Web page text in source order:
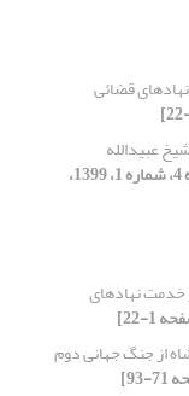
قضائی
‌عبیدالله
[دوره 4، شماره 1، 1399،
خدمت نهادهای
از جنگ جهانی دوم